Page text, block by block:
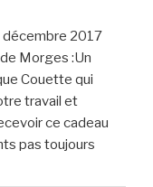
liste
du
livre
d’or
décembre 2017
Morges :Un
Couette qui
travail et
ce cadeau
pas toujours